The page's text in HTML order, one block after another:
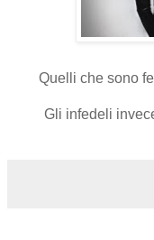
Quelli che sono
Gli infedeli